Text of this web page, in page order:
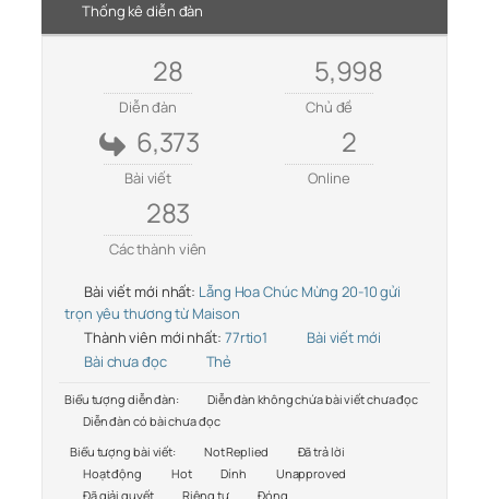
Thống kê diễn đàn
28
Diễn đàn
5,998
Chủ đề
6,373
Bài viết
2
Online
283
Các thành viên
Bài viết mới nhất: Lẵng Hoa Chúc Mừng 20-10 gửi
trọn yêu thương từ Maison
Thành viên mới nhất: 77rtio1
Bài viết mới
Bài chưa đọc
Thẻ
Biểu tượng diễn đàn:
Diễn đàn không chứa bài viết chưa đọc
Diễn đàn có bài chưa đọc
Biểu tượng bài viết:
Not Replied
Đã trả lời
Hoạt động
Hot Dính
Unapproved
Đã giải quyết
Riêng tư Đóng